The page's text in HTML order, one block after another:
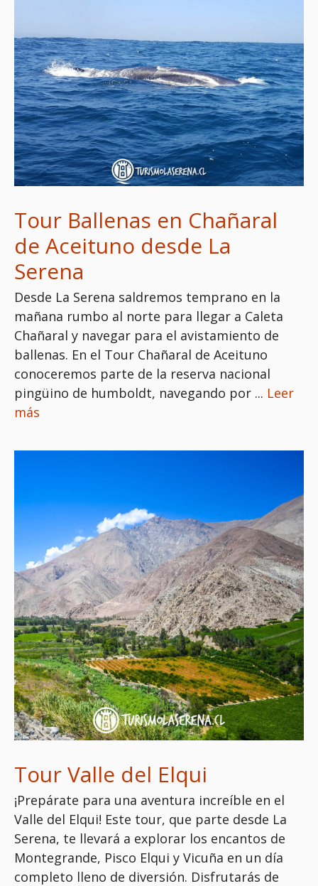
Tour Ballenas en Chañaral
de Aceituno desde La
Serena
Desde La Serena saldremos temprano en la
mañana rumbo al norte para llegar a Caleta
Chañaral y navegar para el avistamiento de
ballenas. En el Tour Chañaral de Aceituno
conoceremos parte de la reserva nacional
pingüino de humboldt, navegando por ... Leer
más
Tour Valle del Elqui
¡Prepárate para una aventura increíble en el
Valle del Elqui! Este tour, que parte desde La
Serena, te llevará a explorar los encantos de
Montegrande, Pisco Elqui y Vicuña en un día
completo lleno de diversión. Disfrutarás de